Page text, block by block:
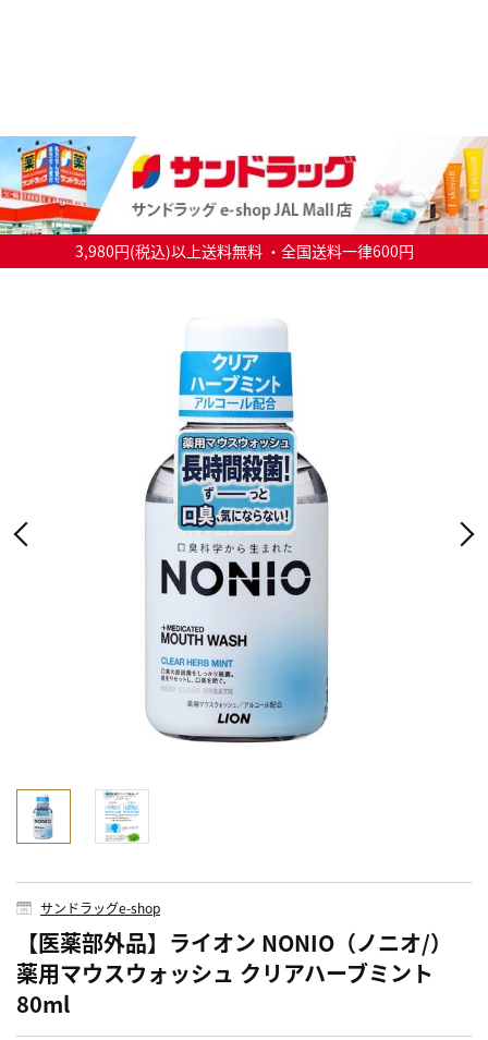
3,980円(税込)以上送料無料 ・全国送料一律600円
サンドラッグe-shop
【医薬部外品】ライオン NONIO（ノニオ/）
薬用マウスウォッシュ クリアハーブミント
80ml